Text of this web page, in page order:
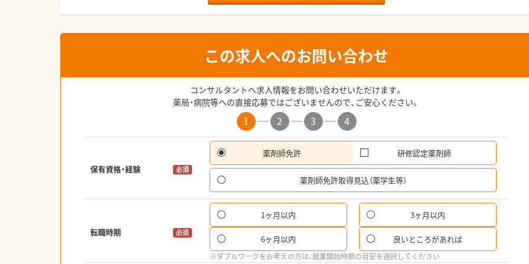
この求人へのお問い合わせ
コンサルタントへ求人情報をお問い合わせいただけます。
薬局・病院等への直接応募ではございませんので、ご安心ください。
1 2 3 4
保有資格・経験 必須
薬剤師免許 研修認定薬剤師
薬剤師免許取得見込（薬学生等）
転職時期 必須
1ヶ月以内 3ヶ月以内
6ヶ月以内 良いところがあれば
※ダブルワークをお考えの方は、就業開始時期の目安を選択してください